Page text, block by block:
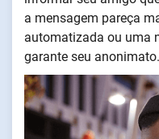
a mensagem pareça
automatizada ou uma
garante seu anonimato.